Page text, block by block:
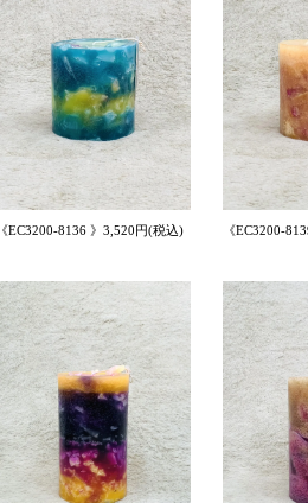
《EC3200-8136 》3,520円(税込) 《EC3200-